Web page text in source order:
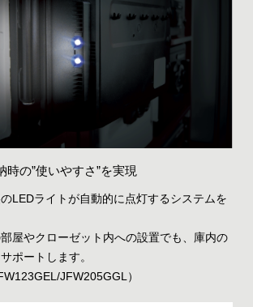
時の”使いやすさ”を実現
LEDライトが自動的に点灯するシステムを
屋やクローゼット内への設置でも、庫内の
ポートします。
JFW205GGL）